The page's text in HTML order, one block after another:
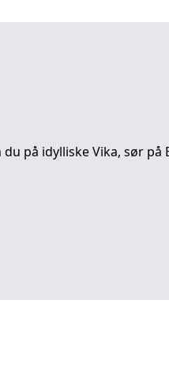
på idylliske Vika, sør på